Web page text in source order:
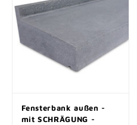
Fensterbank außen -
mit SCHRÄGUNG -